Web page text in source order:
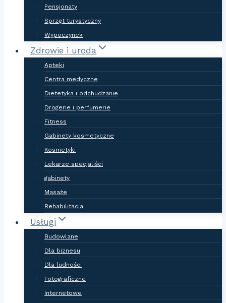
Pensjonaty
Sprzęt turystyczny
Wypoczynek
Zdrowie i uroda
Apteki
Centra medyczne
Dietetyka i odchudzanie
Drogerie i perfumerie
Fitness
Gabinety kosmetyczne
Kosmetyki
Lekarze specjaliści
gabinety
Masaże
Rehabilitacja
Usługi
Budowlane
Dla biznesu
Dla ludności
Fotograficzne
Internetowe